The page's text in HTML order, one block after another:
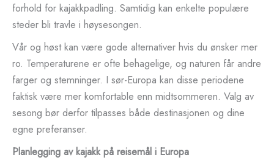
forhold for kajakkpadling. Samtidig kan enkelte populære
steder bli travle i høysesongen.
Vår og høst kan være gode alternativer hvis du ønsker mer
ro. Temperaturene er ofte behagelige, og naturen får andre
farger og stemninger. I sør-Europa kan disse periodene
faktisk være mer komfortable enn midtsommeren. Valg av
sesong bør derfor tilpasses både destinasjonen og dine
egne preferanser.
Planlegging av kajakk på reisemål i Europa